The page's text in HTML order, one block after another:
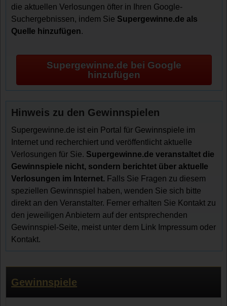
die aktuellen Verlosungen öfter in Ihren Google-
Suchergebnissen, indem Sie Supergewinne.de als
Quelle hinzufügen.
Supergewinne.de bei Google
hinzufügen
Hinweis zu den Gewinnspielen
Supergewinne.de ist ein Portal für Gewinnspiele im
Internet und recherchiert und veröffentlicht aktuelle
Verlosungen für Sie. Supergewinne.de veranstaltet die
Gewinnspiele nicht, sondern berichtet über aktuelle
Verlosungen im Internet. Falls Sie Fragen zu diesem
speziellen Gewinnspiel haben, wenden Sie sich bitte
direkt an den Veranstalter. Ferner erhalten Sie Kontakt zu
den jeweiligen Anbietern auf der entsprechenden
Gewinnspiel-Seite, meist unter dem Link Impressum oder
Kontakt.
Gewinnspiele